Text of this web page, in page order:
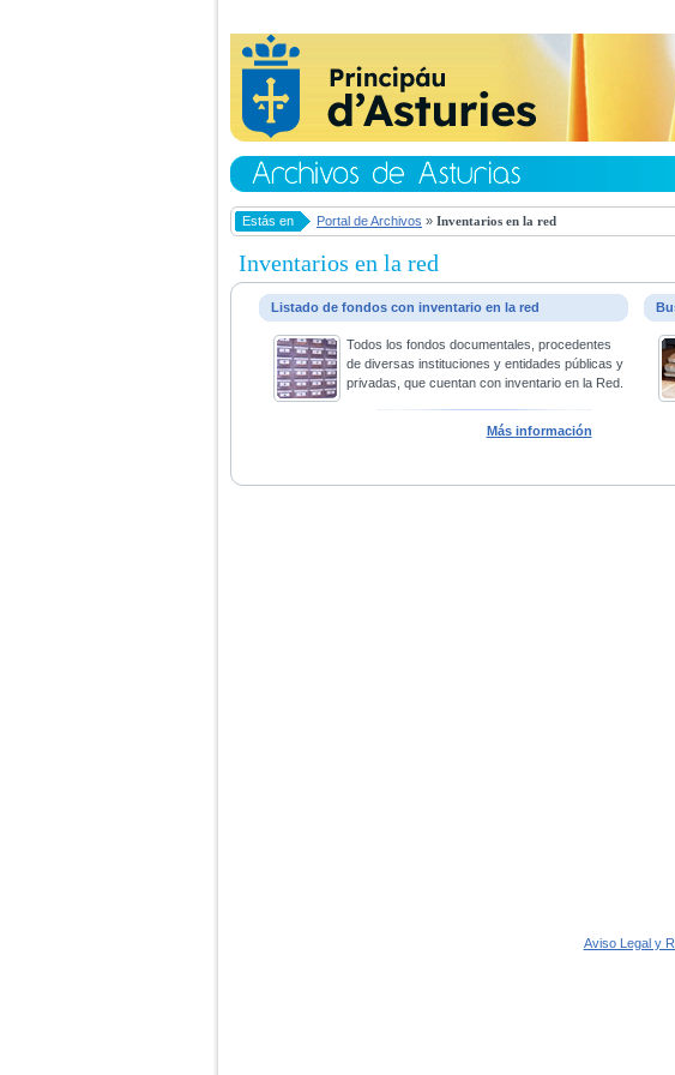
Estás en Portal de Archivos » Inventarios en la red
Inventarios en la red
Listado de fondos con inventario en la red
Todos los fondos documentales, procedentes
de diversas instituciones y entidades públicas y
privadas, que cuentan con inventario en la Red.
Más información
Aviso Legal y